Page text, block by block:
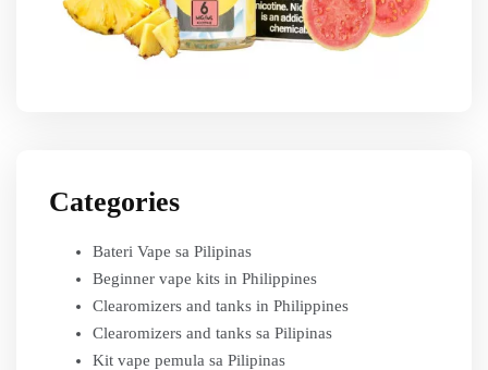
Categories
Bateri Vape sa Pilipinas
Beginner vape kits in Philippines
Clearomizers and tanks in Philippines
Clearomizers and tanks sa Pilipinas
Kit vape pemula sa Pilipinas